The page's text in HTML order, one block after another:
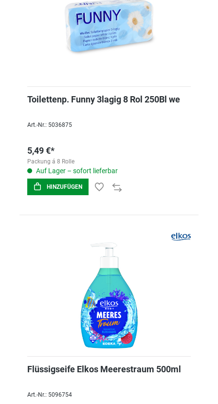
Toilettenp. Funny 3lagig 8 Rol 250Bl we
Art.-Nr.: 5036875
5,49 €*
Packung á 8 Rolle
Auf Lager – sofort lieferbar
HINZUFÜGEN
Flüssigseife Elkos Meerestraum 500ml
Art.-Nr.: 5096754